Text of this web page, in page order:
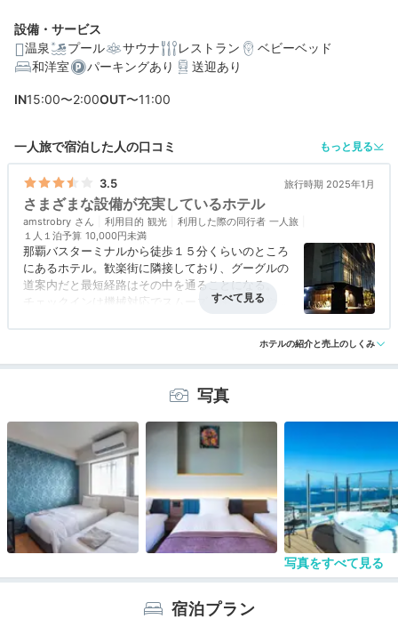
編集部おすすめの３つのポイント
2種のプールと温泉大浴場♡充実の館内施設で楽しめる
沖縄県産の食材をふんだんに使用♪ぬちぐすい王朝朝食ビ
ュッフェ
設備・サービス
温泉
プール サウナ レストラン
ベビーベッド
和洋室
パーキングあり 送迎あり
IN15:00〜2:00OUT〜11:00
一人旅で宿泊した人の口コミ もっと見る
3.5 旅行時期 2025年1月
さまざまな設備が充実しているホテル
amstrobry 利用目的 観光 利用した際の同行者 一人旅
１人１泊予算 10,000円未満
那覇バスターミナルから徒歩１５分くらいのところ
にあるホテル。歓楽街に隣接しており、グーグルの
道案内だと最短経路はその中を通ることになる。
チェックインは機械対応でスムーズ。歯ブラシやカ
強風の雨が降る天気だったので、外気と雨が多少吹
き込んでいた。
室内は清潔感あり。コンセントもベッド回りに２つ
あり十分。テーブルは収納式で、荷物を置いたり、
軽食や書き物をするときには少し不足を感じた。
大浴場は２３時までと６時から利用可能。ナトリウ
ム塩化物温泉とのことだがＰｈは不明。内風呂２つ
に露天風呂１つでゆとりある広さ。塩素臭はあっ
た。朝食は利用しなかったが、沖縄料理のバイキン
グは種類豊富で楽しめそうな雰囲気。
駅から距離はあるが、ホテル価格高騰の中ではまず
まずの料金設定の印象を受けた。ＢＳ、Ｗｉｆｉ対
応
アクセス 3.5 コスパ 3.5 客室 3.5 接客対応 4.0 風呂 3.5
ホテルの紹介と売上のしくみ
写真
写真をすべて見る
宿泊プラン